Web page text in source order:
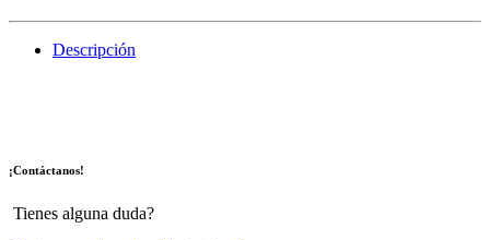
Descripción
¡Contáctanos!
Tienes alguna duda?